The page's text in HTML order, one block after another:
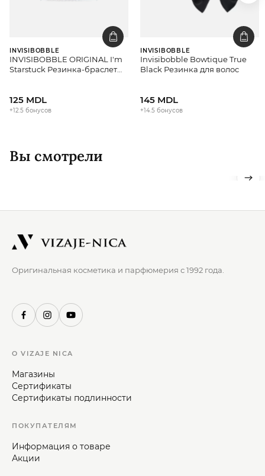
INVISIBOBBLE
INVISIBOBBLE ORIGINAL I'm
Starstuck Резинка-браслет
125 MDL
+12.5 бонусов
INVISIBOBBLE
Invisibobble Bowtique True
Black Резинка для волос
145 MDL
+14.5 бонусов
Вы смотрели
Оригинальная косметика и парфюмерия с 1992 года.
О VIZAJE NICA
Магазины
Сертификаты
Сертификаты подлинности
ПОКУПАТЕЛЯМ
Информация о товаре
Акции